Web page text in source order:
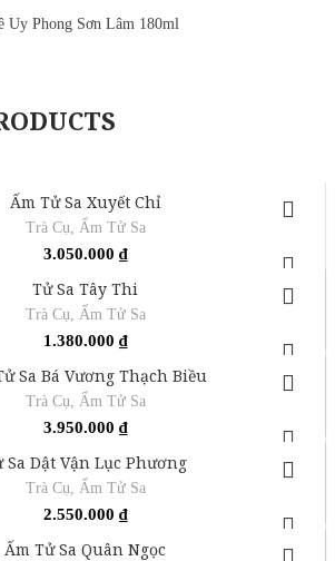
Uy Phong Sơn Lâm 180ml
Ấm Tử Sa Xuyết Chỉ
Trà Cụ, Ấm Tử Sa
3.050.000 ₫
Tử Sa Tây Thi
Trà Cụ, Ấm Tử Sa
1.380.000 ₫
Sa Bá Vương Thạch Biều
Trà Cụ, Ấm Tử Sa
3.950.000 ₫
Sa Dật Vận Lục Phương
Trà Cụ, Ấm Tử Sa
2.550.000 ₫
Ấm Tử Sa Quân Ngọc